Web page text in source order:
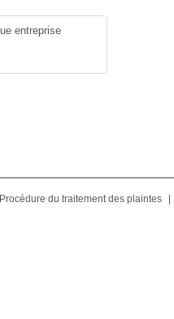
entreprise
Procédure du traitement des plaintes